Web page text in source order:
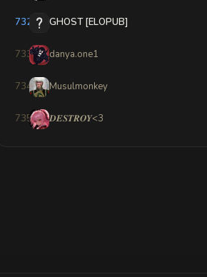
732 GHOST [ELOPUB]
733 danya.one1
734 Musulmonkey
735 𝑫𝑬𝑺𝑻𝑹𝑶𝒀<3